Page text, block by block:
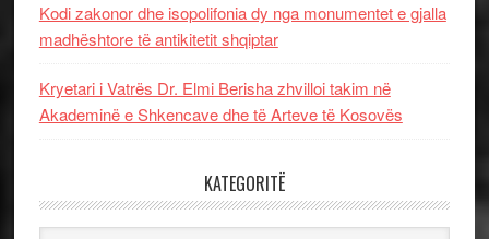
Kodi zakonor dhe isopolifonia dy nga monumentet e gjalla
madhështore të antikitetit shqiptar
Kryetari i Vatrës Dr. Elmi Berisha zhvilloi takim në
Akademinë e Shkencave dhe të Arteve të Kosovës
KATEGORITË